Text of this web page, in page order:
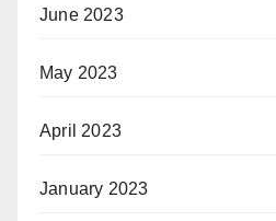
June 2023
May 2023
April 2023
January 2023